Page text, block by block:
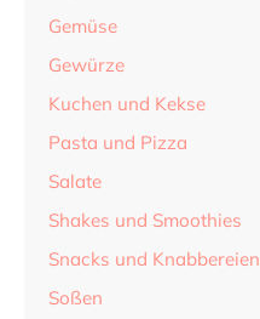
Gemüse
Gewürze
Kuchen und Kekse
Pasta und Pizza
Salate
Shakes und Smoothies
Snacks und Knabbereien
Soßen